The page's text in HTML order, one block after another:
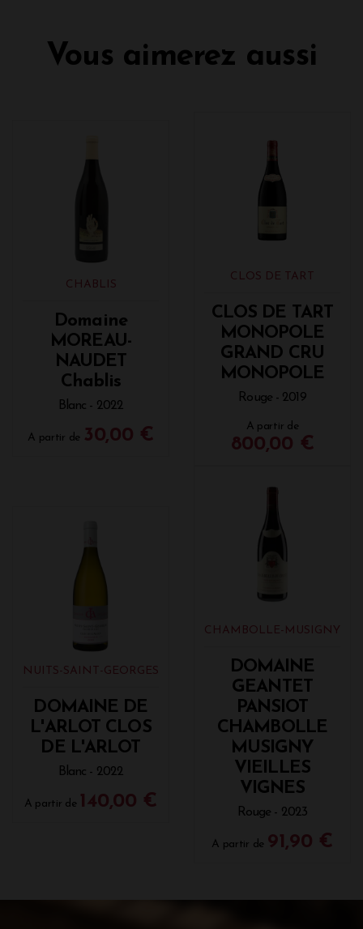
Vous aimerez aussi
CHABLIS
Domaine
MOREAU-
NAUDET
Chablis
Blanc - 2022
A partir de 30,00 €
CLOS DE TART
CLOS DE TART
MONOPOLE
GRAND CRU
MONOPOLE
Rouge - 2019
A partir de
800,00 €
NUITS-SAINT-GEORGES
DOMAINE DE
L'ARLOT CLOS
DE L'ARLOT
Blanc - 2022
A partir de 140,00 €
CHAMBOLLE-MUSIGNY
DOMAINE
GEANTET
PANSIOT
CHAMBOLLE
MUSIGNY
VIEILLES
VIGNES
Rouge - 2023
A partir de 91,90 €